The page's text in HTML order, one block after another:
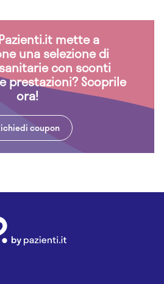
mette a
una selezione di
con sconti
prestazioni? Scoprile
ora!
coupon